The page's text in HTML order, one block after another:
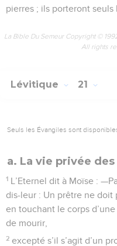
pierres ; ils porteront seuls
La Bible Du Semeur Copyright ©
All rights
Lévitique 21
Seuls les Évangiles sont
a. La vie privée
1 L’Eternel dit à Moïse :
dis-leur : Un prêtre ne
en touchant le corps
de mourir,
2 excepté s’il s’agit d’un